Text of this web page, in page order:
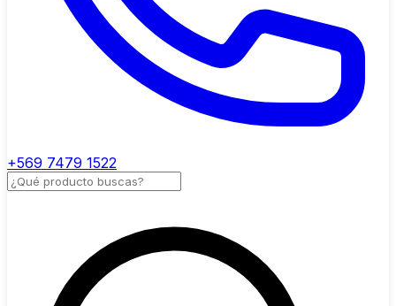
+569 7479 1522
Buscar productos